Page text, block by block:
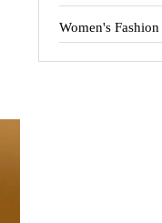
Women's Fashion